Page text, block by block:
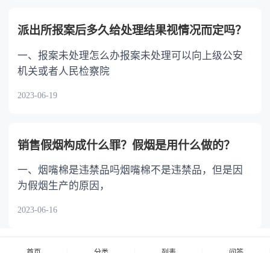
派出所报案后多久给处理结果视情况而定吗？
一、报案未处理怎么办报案未处理可以向上级公安
机关或者人民检察院
2023-06-19
销售假烟构成什么罪？假烟是用什么做的？
一、烟嘴棉是违禁品吗烟嘴棉不是违禁品，但是因
为假烟生产的原因，
2023-06-16